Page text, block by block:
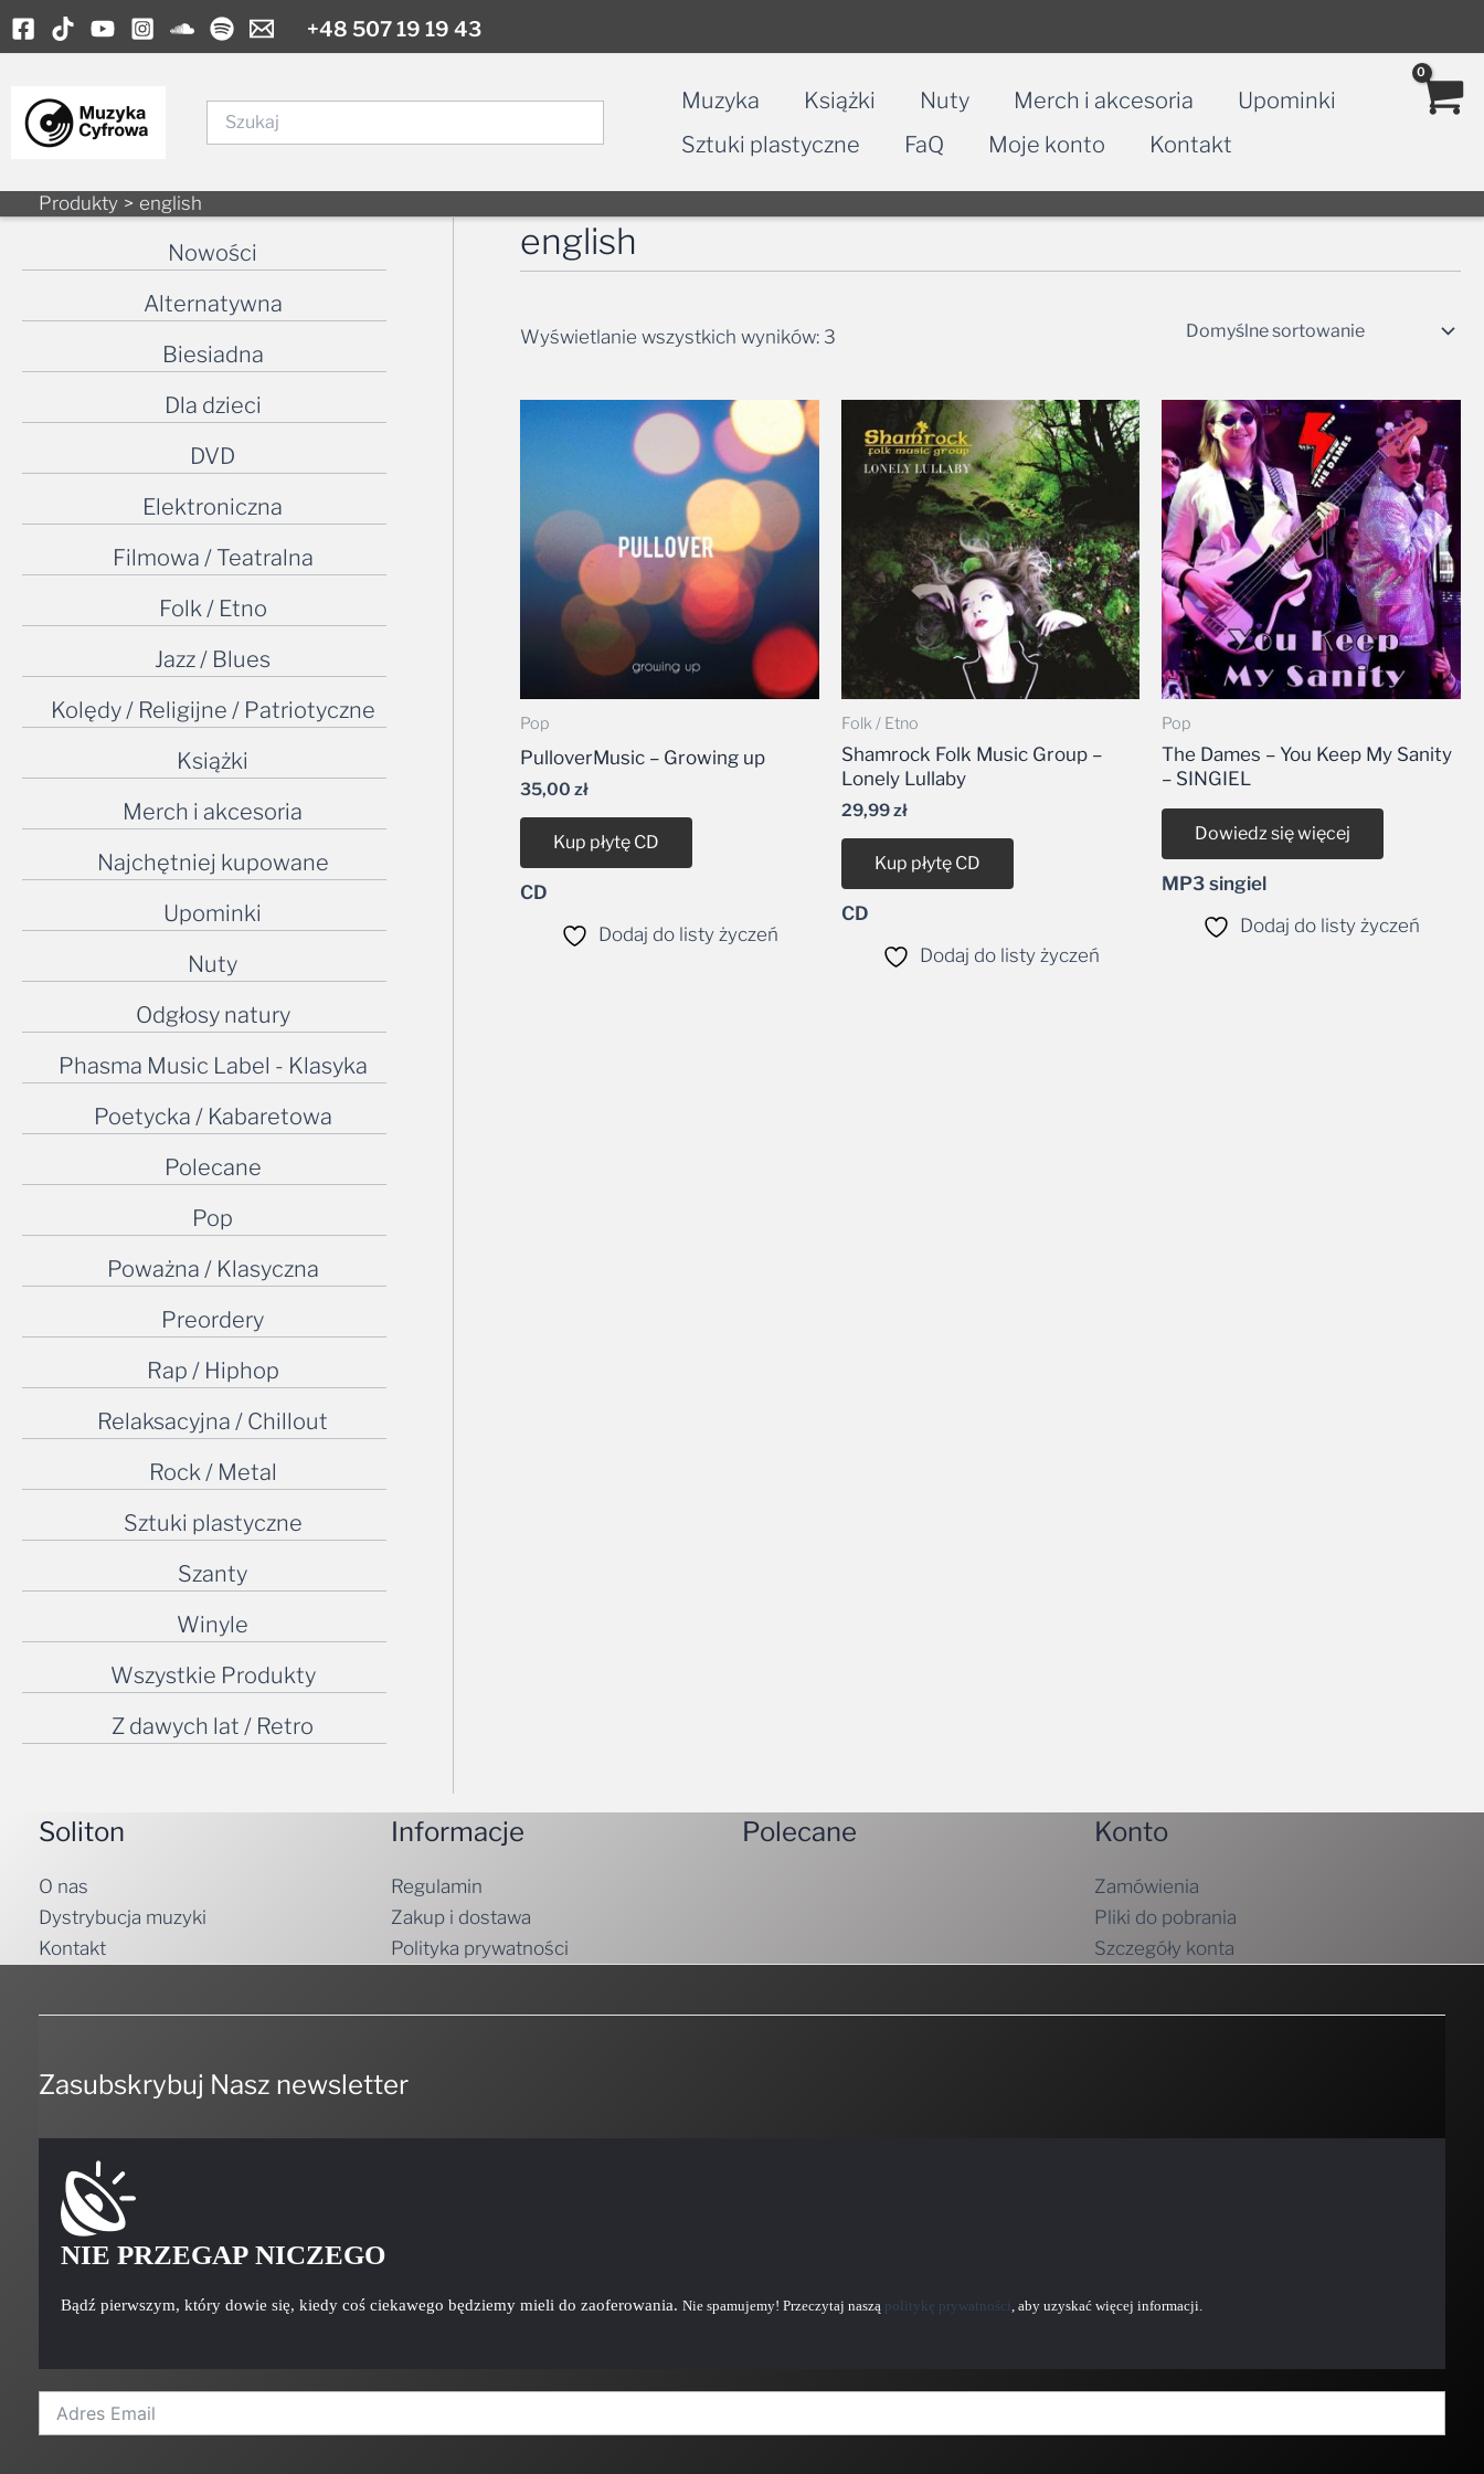
Skip
to
+48 507 19 19 43
Muzyka Książki Nuty Merch i akcesoria
Upominki
Sztuki plastyczne
FaQ Moje konto Kontakt
Produkty english
Nowości
Alternatywna
Biesiadna
Dla dzieci
DVD
Elektroniczna
Filmowa / Teatralna
Folk / Etno
Jazz / Blues
Kolędy / Religijne / Patriotyczne
Książki
Merch i akcesoria
Najchętniej kupowane
Upominki
Nuty
Odgłosy natury
Phasma Music Label - Klasyka
Poetycka / Kabaretowa
Polecane
Pop
Poważna / Klasyczna
Preordery
Rap / Hiphop
Relaksacyjna / Chillout
Rock / Metal
Sztuki plastyczne
Szanty
Winyle
Wszystkie Produkty
Z dawych lat / Retro
english
Wyświetlanie wszystkich wyników: 3
Pop
PulloverMusic – Growing up
35,00zł
Kup płytę CD
CD
Dodaj do listy życzeń
Folk / Etno
Shamrock Folk Music Group –
Lonely Lullaby
29,99zł
Kup płytę CD
CD
Dodaj do listy życzeń
Pop
The Dames – You Keep My Sanity
– SINGIEL
Dowiedz się więcej
MP3 singiel
Dodaj do listy życzeń
Soliton
O nas
Dystrybucja muzyki
Kontakt
Informacje
Regulamin
Zakup i dostawa
Polityka prywatności
Polecane Konto
Zamówienia
Pliki do pobrania
Szczegóły konta
Zasubskrybuj Nasz newsletter
NIE PRZEGAP NICZEGO
Bądź pierwszym, który dowie się, kiedy coś ciekawego będziemy mieli do zaoferowania. Nie spamujemy! Przeczytaj naszą politykę prywatności, aby uzyskać więcej informacji.